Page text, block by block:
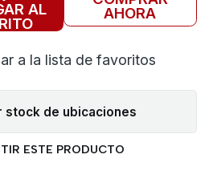
AL AHORA
a la lista de favoritos
stock de ubicaciones
ESTE PRODUCTO